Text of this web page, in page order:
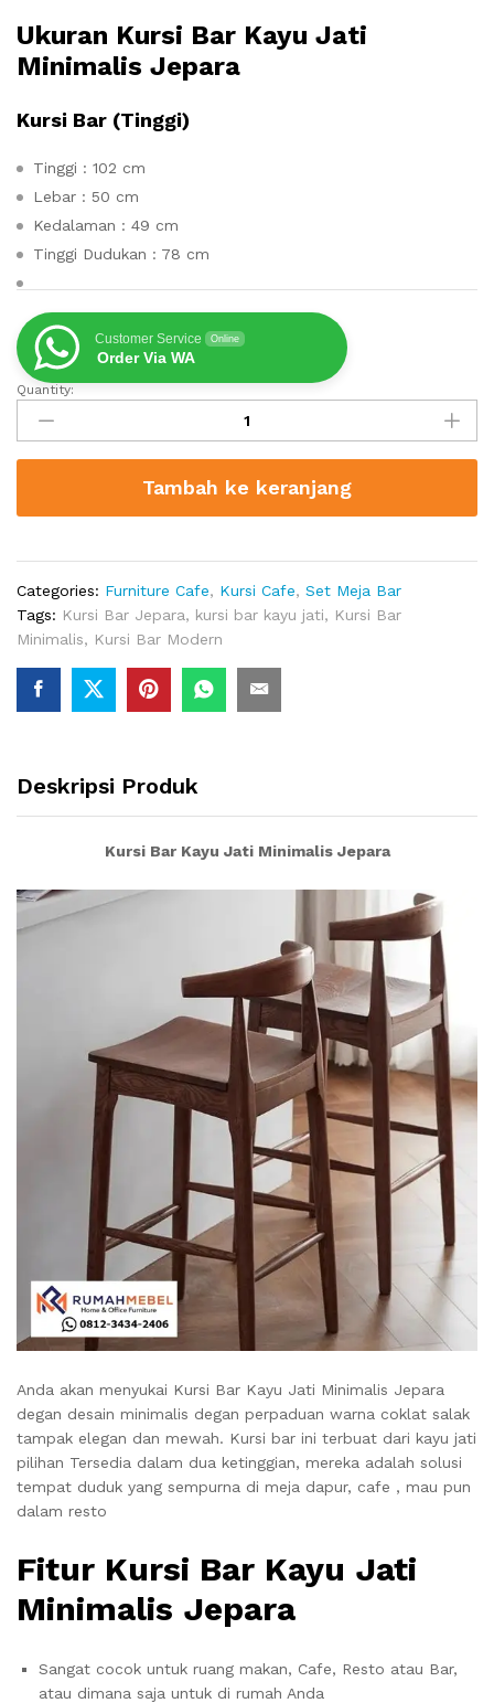
Ukuran Kursi Bar Kayu Jati
Minimalis Jepara
Kursi Bar (Tinggi)
Tinggi : 102 cm
Lebar : 50 cm
Kedalaman : 49 cm
Tinggi Dudukan : 78 cm
Customer Service Online
Order Via WA
Kursi
Bar
Kayu
Jati
Jepara
Quantity:
Tambah ke keranjang
Categories: Furniture Cafe, Kursi Cafe, Set Meja Bar
Tags: Kursi Bar Jepara, kursi bar kayu jati, Kursi Bar
Minimalis, Kursi Bar Modern
Deskripsi Produk
Kursi Bar Kayu Jati Minimalis Jepara
Anda akan menyukai Kursi Bar Kayu Jati Minimalis Jepara
degan desain minimalis degan perpaduan warna coklat salak
tampak elegan dan mewah. Kursi bar ini terbuat dari kayu jati
pilihan Tersedia dalam dua ketinggian, mereka adalah solusi
tempat duduk yang sempurna di meja dapur, cafe , mau pun
dalam resto
Fitur Kursi Bar Kayu Jati
Minimalis Jepara
Sangat cocok untuk ruang makan, Cafe, Resto atau Bar,
atau dimana saja untuk di rumah Anda